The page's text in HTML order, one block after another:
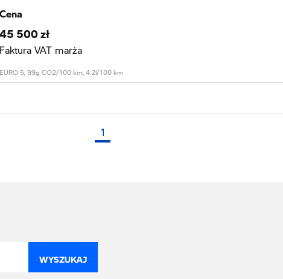
Cena
45 500 zł
Faktura VAT marża
EURO 5, 99g CO2/100 km, 4.2l/100 km
1
WYSZUKAJ